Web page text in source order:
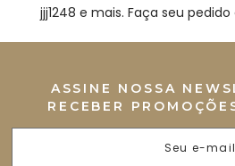
jjj1248 e mais. Faça seu
ASSINE NOSSA
RECEBER